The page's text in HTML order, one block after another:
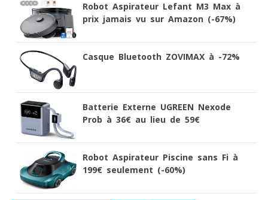
Robot Aspirateur Lefant M3 Max à
prix jamais vu sur Amazon (-67%)
Casque Bluetooth ZOVIMAX à -72%
Batterie Externe UGREEN Nexode
Prob à 36€ au lieu de 59€
Robot Aspirateur Piscine sans Fi à
199€ seulement (-60%)